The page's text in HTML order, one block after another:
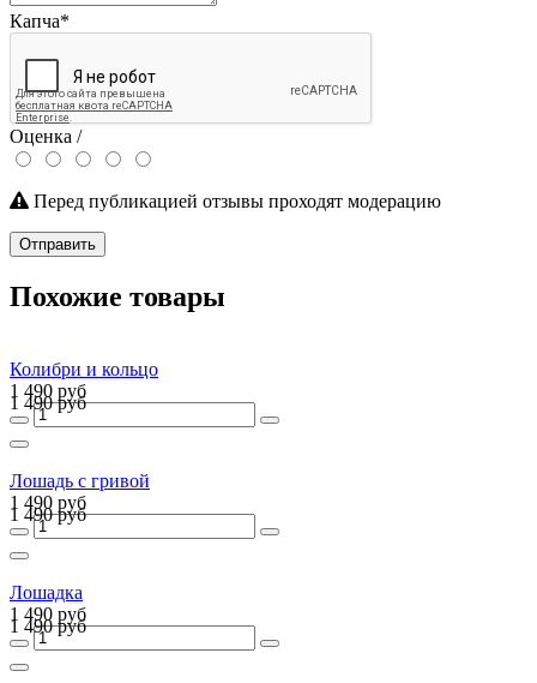
Капча*
Оценка /
Перед публикацией отзывы проходят модерацию
Отправить
Похожие товары
Колибри и кольцо
1 490 руб
1 490 руб
Лошадь с гривой
1 490 руб
1 490 руб
Лошадка
1 490 руб
1 490 руб